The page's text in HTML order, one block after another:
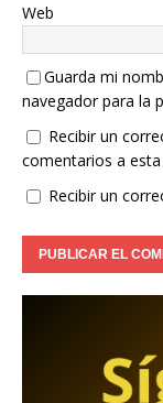
Web
Guarda mi
navegador para la
Recibir un
comentarios a
Recibir un